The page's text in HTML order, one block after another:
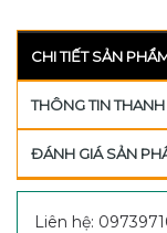
CHI TIẾT SẢN
THÔNG TIN
ĐÁNH GIÁ SẢN
Liên hệ: